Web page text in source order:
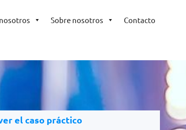
nosotros Sobre nosotros Contacto
el caso práctico